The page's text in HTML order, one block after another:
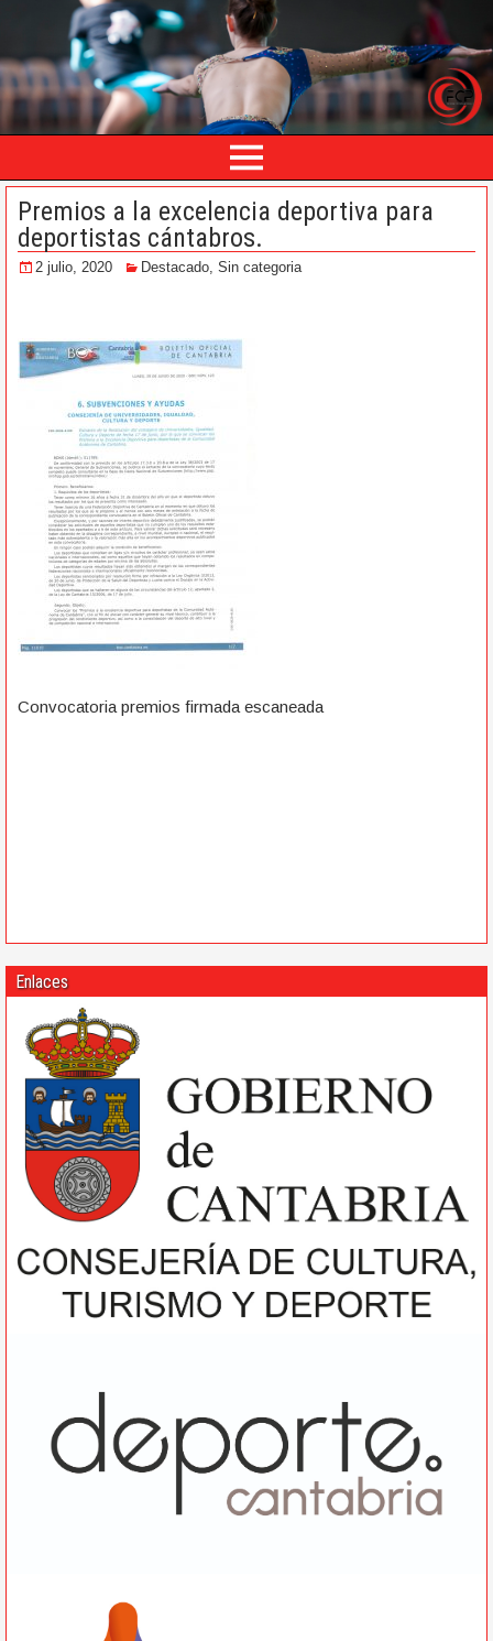
Premios a la excelencia deportiva para
deportistas cántabros.
2 julio, 2020 Destacado Sin categoria
Convocatoria premios firmada escaneada
Enlaces